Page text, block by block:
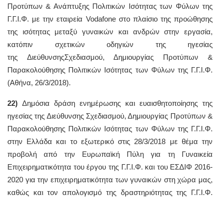
Προτύπων & Ανάπτυξης Πολιτικών Ισότητας των Φύλων της
Γ.Γ.Ι.Φ. με την εταιρεία Vodafone στο πλαίσιο της προώθησης
της ισότητας μεταξύ γυναικών και ανδρών στην εργασία,
κατόπιν σχετικών οδηγιών της ηγεσίας
της ΔιεύθυνσηςΣχεδιασμού, Δημιουργίας Προτύπων &
Παρακολούθησης Πολιτικών Ισότητας των Φύλων της Γ.Γ.Ι.Φ.
(Αθήνα, 26/3/2018).
22) Δημόσια δράση ενημέρωσης και ευαισθητοποίησης της
ηγεσίας της Διεύθυνσης Σχεδιασμού, Δημιουργίας Προτύπων &
Παρακολούθησης Πολιτικών Ισότητας των Φύλων της Γ.Γ.Ι.Φ.
στην Ελλάδα και το εξωτερικό στις 28/3/2018 με θέμα την
προβολή από την Ευρωπαϊκή Πύλη για τη Γυναικεία
Επιχειρηματικότητα του έργου της Γ.Γ.Ι.Φ. και του ΕΣΔΙΦ 2016-
2020 για την επιχειρηματικότητα των γυναικών στη χώρα μας,
καθώς και τον απολογισμό της δραστηριότητας της Γ.Γ.Ι.Φ.